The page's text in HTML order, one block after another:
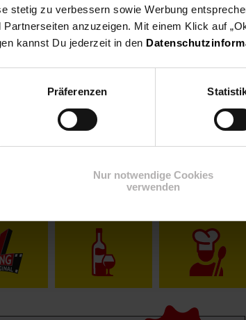
stetig zu verbessern sowie Werbung
anzuzeigen. Mit einem Klick auf
kannst Du jederzeit in den
Präferenzen
Nur notwendige Cookies
verwenden